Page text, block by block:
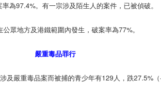
為97.4%。有一宗涉及陌生人的案件，已被偵破。
眾地方及港鐵範圍內發生，破案率為77%。
嚴重毒品罪行
及嚴重毒品案而被捕的青少年有129人，跌27.5%